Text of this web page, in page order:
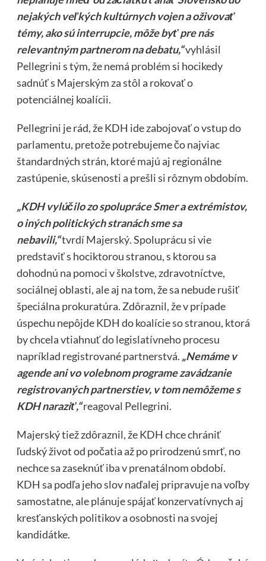
nejakých veľkých kultúrnych vojen a oživovať
témy, ako sú interrupcie, môže byť pre nás
relevantným partnerom na debatu,“vyhlásil
Pellegrini s tým, že nemá problém si hocikedy
sadnúť s Majerským za stôl a rokovať o
potenciálnej koalícii.
Pellegrini je rád, že KDH ide zabojovať o vstup do
parlamentu, pretože potrebujeme čo najviac
štandardných strán, ktoré majú aj regionálne
zastúpenie, skúsenosti a prešli si rôznym obdobím.
„KDH vylúčilo zo spolupráce Smer a extrémistov,
o iných politických stranách sme sa
nebavili,“tvrdí Majerský. Spoluprácu si vie
predstaviť s hociktorou stranou, s ktorou sa
dohodnú na pomoci v školstve, zdravotníctve,
sociálnej oblasti, ale aj na tom, že sa nebude rušiť
špeciálna prokuratúra. Zdôraznil, že v prípade
úspechu nepôjde KDH do koalície so stranou, ktorá
by chcela vtiahnuť do legislatívneho procesu
napríklad registrované partnerstvá. „Nemáme v
agende ani vo volebnom programe zavádzanie
registrovaných partnerstiev, v tom nemôžeme s
KDH naraziť,“reagoval Pellegrini.
Majerský tiež zdôraznil, že KDH chce chrániť
ľudský život od počatia až po prirodzenú smrť, no
nechce sa zaseknúť iba v prenatálnom období.
KDH sa podľa jeho slov naďalej pripravuje na voľby
samostatne, ale plánuje spájať konzervatívnych aj
kresťanských politikov a osobnosti na svojej
kandidátke.